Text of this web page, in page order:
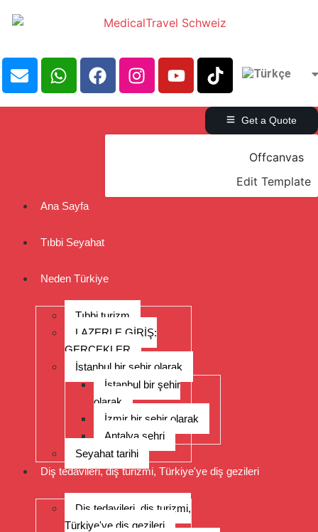
Get a Quote
Offcanvas
Edit Template
Ana Sayfa
Tıbbi Seyahat
Neden Türkiye
Tıbbi turizm
LAZERLE GİRİŞ:
GERÇEKLER
İstanbul bir şehir olarak
İstanbul bir şehir
olarak
İzmir bir şehir olarak
Antalya şehri
Seyahat tarihi
Diş tedavileri, diş turizmi, Türkiye'ye diş gezileri
Diş tedavileri, diş turizmi,
Türkiye'ye diş gezileri